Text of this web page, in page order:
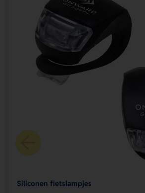
Siliconen fietslampjes